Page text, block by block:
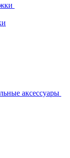
аксессуары